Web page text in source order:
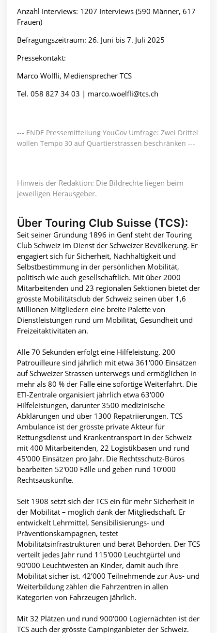
Anzahl Interviews: 1207 Interviews (590 Männer, 617
Frauen)
Befragungszeitraum: 26. Juni bis 7. Juli 2025
Pressekontakt:
Marco Wölfli, Mediensprecher TCS
Tel. 058 827 34 03 | marco.woelfli@tcs.ch
--- ENDE Pressemitteilung YouGov Umfrage: Zwei Drittel
wollen Tempo 30 auf Quartierstrassen beschränken ---
Hinweis der Redaktion: Die Bildrechte liegen beim
jeweiligen Herausgeber.
Über Touring Club Suisse (TCS):
Seit seiner Gründung 1896 in Genf steht der Touring
Club Schweiz im Dienst der Schweizer Bevölkerung. Er
engagiert sich für Sicherheit, Nachhaltigkeit und
Selbstbestimmung in der persönlichen Mobilität,
politisch wie auch gesellschaftlich. Mit über 2000
Mitarbeitenden und 23 regionalen Sektionen bietet der
grösste Mobilitätsclub der Schweiz seinen über 1,6
Millionen Mitgliedern eine breite Palette von
Dienstleistungen rund um Mobilität, Gesundheit und
Freizeitaktivitäten an.
Alle 70 Sekunden erfolgt eine Hilfeleistung. 200
Patrouilleure sind jährlich mit etwa 361'000 Einsätzen
auf Schweizer Strassen unterwegs und ermöglichen in
mehr als 80 % der Fälle eine sofortige Weiterfahrt. Die
ETI-Zentrale organisiert jährlich etwa 63'000
Hilfeleistungen, darunter 3500 medizinische
Abklärungen und über 1300 Repatriierungen. TCS
Ambulance ist der grösste private Akteur für
Rettungsdienst und Krankentransport in der Schweiz
mit 400 Mitarbeitenden, 22 Logistikbasen und rund
45'000 Einsätzen pro Jahr. Die Rechtsschutz-Büros
bearbeiten 52'000 Fälle und geben rund 10’000
Rechtsauskünfte.
Seit 1908 setzt sich der TCS ein für mehr Sicherheit in
der Mobilität – möglich dank der Mitgliedschaft. Er
entwickelt Lehrmittel, Sensibilisierungs- und
Präventionskampagnen, testet
Mobilitätsinfrastrukturen und berät Behörden. Der TCS
verteilt jedes Jahr rund 115'000 Leuchtgürtel und
90'000 Leuchtwesten an Kinder, damit auch ihre
Mobilität sicher ist. 42’000 Teilnehmende zur Aus- und
Weiterbildung zählen die Fahrzentren in allen
Kategorien von Fahrzeugen jährlich.
Mit 32 Plätzen und rund 900'000 Logiernächten ist der
TCS auch der grösste Campinganbieter der Schweiz.